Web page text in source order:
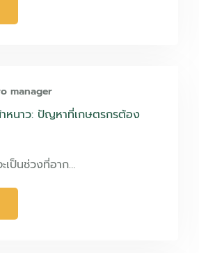
manager
าหนาว: ปัญหาที่เกษตรกรต้อง
เป็นช่วงที่อาก…